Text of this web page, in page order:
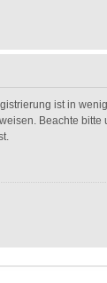
ist in
Beachte